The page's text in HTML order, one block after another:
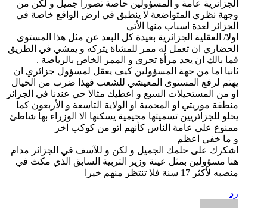
الجزائرية عامة و المسؤولين خاصة تصورا جميل و لكن من
وجهة نظري المتواضعة لا ينطبق في ارض الواقع خاصة في
الجزائر لعدة اسباب منها الأتي
اولا/ العقلية الجزائرية بعيدة كل البعد عن مثل هذا المستوى
الحضاري ان تعمل له ممر للمشاة يتركه و يمشي في الطريق
فما بالك ان يجد مرأة تجري و الممر الخاص بالرياضة .
ثانيا اما من جهة المسؤولين كيف يعقل لمسؤول جزائري ان
يهتم لرفع المستوى المعيشي للشعب فهذا ضرب من الخيال
او من المستحيلات السبع و اعطيك مثالا حي عندنا في الجزائر
منطقة موريتي او المحمية او الولاية التاسعة و الأربعون كما
يحلو للجزائريين تسميتها محيمية يسكنها الا الوزراء بها شاطئ
ممنوع على عامة الناس كأنهم اتو من كوكب اخر
و ما خفي اعظم
اشكرك على حلمك الجميل و لكن و للآسف في الجزائر مدام
هنا مسؤولين بمثل عينة وزير التربية السابق الذي مكث في
منصبه لأكثر 17 سنة فلا تنتظر منهم خيرا
رد